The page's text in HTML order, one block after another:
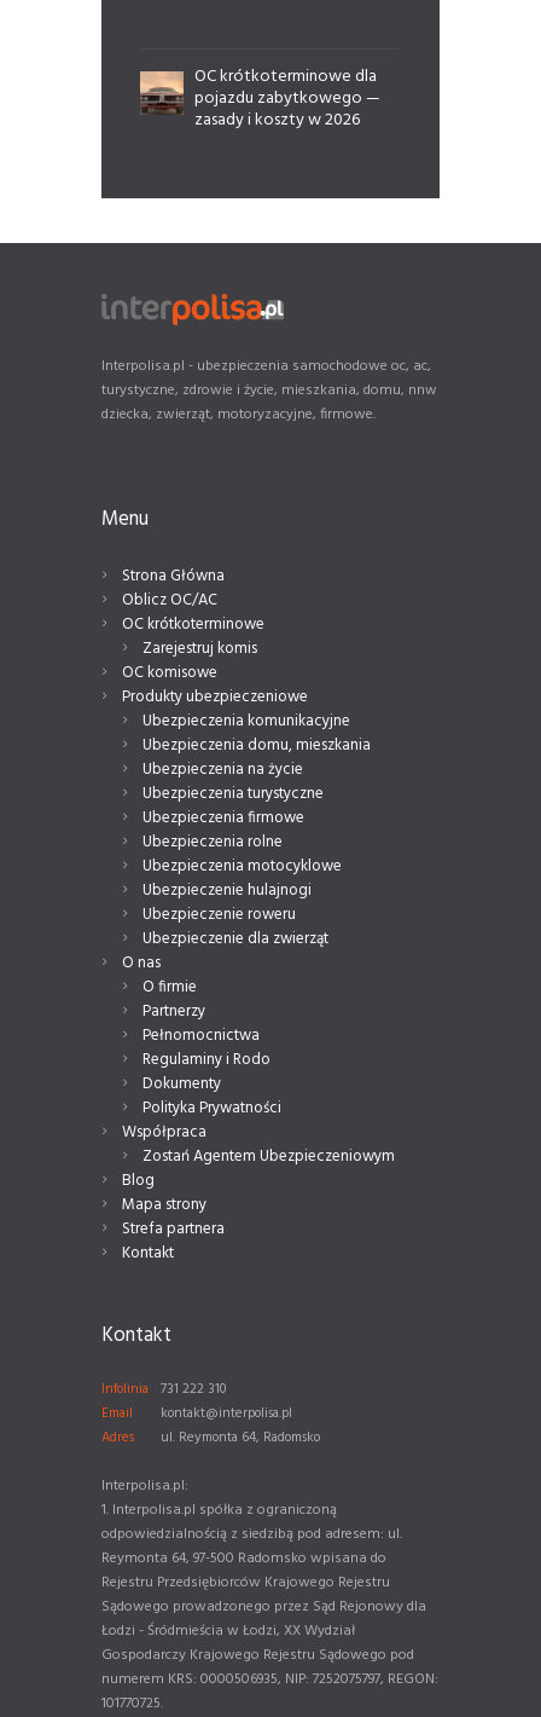
OC krótkoterminowe dla
pojazdu zabytkowego —
zasady i koszty w 2026
Interpolisa.pl - ubezpieczenia samochodowe oc, ac,
turystyczne, zdrowie i życie, mieszkania, domu, nnw
dziecka, zwierząt, motoryzacyjne, firmowe.
Menu
Strona Główna
Oblicz OC/AC
OC krótkoterminowe
Zarejestruj komis
OC komisowe
Produkty ubezpieczeniowe
Ubezpieczenia komunikacyjne
Ubezpieczenia domu, mieszkania
Ubezpieczenia na życie
Ubezpieczenia turystyczne
Ubezpieczenia firmowe
Ubezpieczenia rolne
Ubezpieczenia motocyklowe
Ubezpieczenie hulajnogi
Ubezpieczenie roweru
Ubezpieczenie dla zwierząt
O nas
O firmie
Partnerzy
Pełnomocnictwa
Regulaminy i Rodo
Dokumenty
Polityka Prywatności
Współpraca
Zostań Agentem Ubezpieczeniowym
Blog
Mapa strony
Strefa partnera
Kontakt
Kontakt
Infolinia
731 222 310
Email
kontakt@interpolisa.pl
Adres
ul. Reymonta 64, Radomsko
Interpolisa.pl:
1. Interpolisa.pl spółka z ograniczoną
odpowiedzialnością z siedzibą pod adresem: ul.
Reymonta 64, 97-500 Radomsko wpisana do
Rejestru Przedsiębiorców Krajowego Rejestru
Sądowego prowadzonego przez Sąd Rejonowy dla
Łodzi - Śródmieścia w Łodzi, XX Wydział
Gospodarczy Krajowego Rejestru Sądowego pod
numerem KRS: 0000506935, NIP: 7252075797, REGON:
101770725.